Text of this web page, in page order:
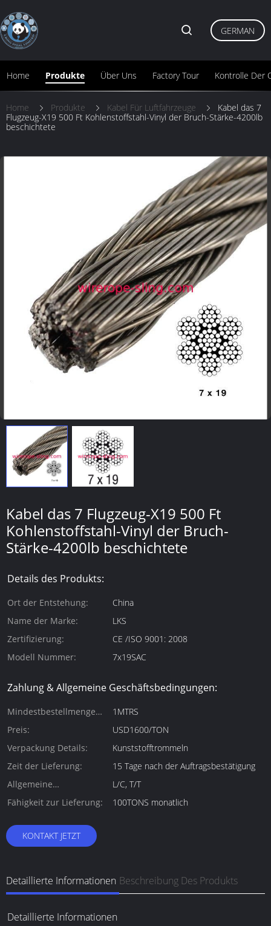
Home Produkte Über Uns Factory Tour Kontrolle Der
GERMAN
Home Produkte Kabel Für Luftfahrzeuge
Kabel das 7
Flugzeug-X19 500 Ft Kohlenstoffstahl-Vinyl der Bruch-Stärke-4200lb
beschichtete
Kabel das 7 Flugzeug-X19 500 Ft
Kohlenstoffstahl-Vinyl der Bruch-
Stärke-4200lb beschichtete
Details des Produkts:
Ort der Entstehung:
China
Name der Marke:
LKS
Zertifizierung:
CE /ISO 9001: 2008
Modell Nummer:
7x19SAC
Zahlung & Allgemeine Geschäftsbedingungen:
Mindestbestellmenge
(Mindestbestellmenge):
1MTRS
Preis:
USD1600/TON
Verpackung Details:
Kunststofftrommeln
Zeit der Lieferung:
15 Tage nach der Auftragsbestätigung
Allgemeine
Zahlungsbedingungen:
L/C, T/T
Fähigkeit zur Lieferung:
100TONS monatlich
KONTAKT JETZT
Detaillierte Informationen Beschreibung Des Produkts
Detaillierte Informationen